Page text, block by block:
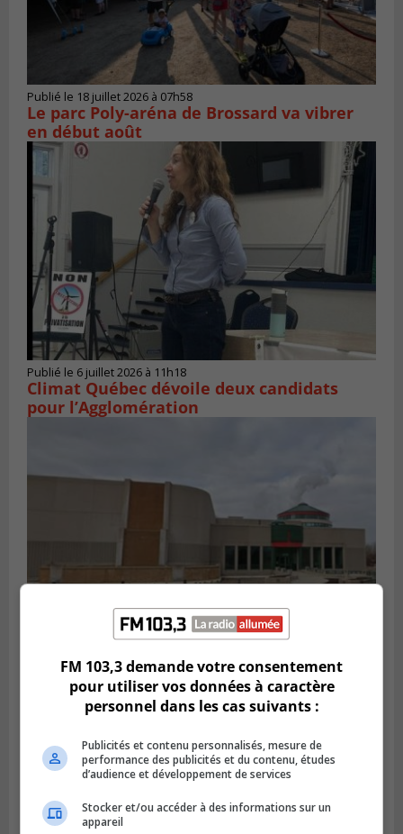
Publié le 18 juillet 2026 à 07h58
Le parc Poly-aréna de Brossard va vibrer
en début août
Publié le 6 juillet 2026 à 11h18
Climat Québec dévoile deux candidats
pour l’Agglomération
Longueuil conclue un contrat pour
valoriser des cendres d’incinération
FM 103,3 demande votre consentement
pour utiliser vos données à caractère
personnel dans les cas suivants :
Publicités et contenu personnalisés, mesure de
performance des publicités et du contenu, études
d’audience et développement de services
Stocker et/ou accéder à des informations sur un
appareil